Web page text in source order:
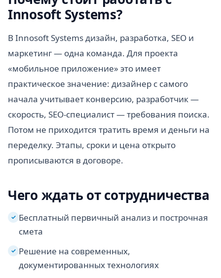
Innosoft Systems?
В Innosoft Systems дизайн, разработка, SEO и
маркетинг — одна команда. Для проекта
«мобильное приложение» это имеет
практическое значение: дизайнер с самого
начала учитывает конверсию, разработчик —
скорость, SEO-специалист — требования поиска.
Потом не приходится тратить время и деньги на
переделку. Этапы, сроки и цена открыто
прописываются в договоре.
Чего ждать от сотрудничества
✓ Бесплатный первичный анализ и построчная
смета
✓ Решение на современных,
документированных технологиях